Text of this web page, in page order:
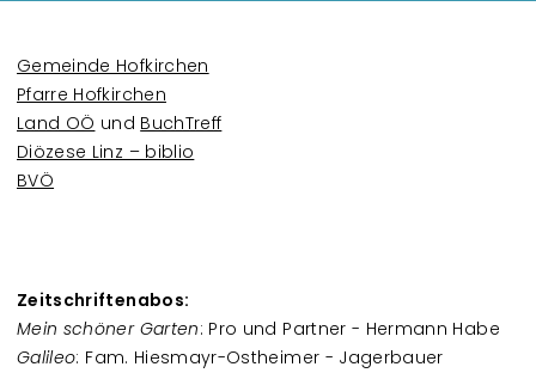
Gemeinde Hofkirchen
Pfarre Hofkirchen
Land OÖ und BuchTreff
Diözese Linz – biblio
BVÖ
Zeitschriftenabos:
Mein schöner Garten: Pro und Partner - Hermann Habe
Galileo: Fam. Hiesmayr-Ostheimer - Jagerbauer